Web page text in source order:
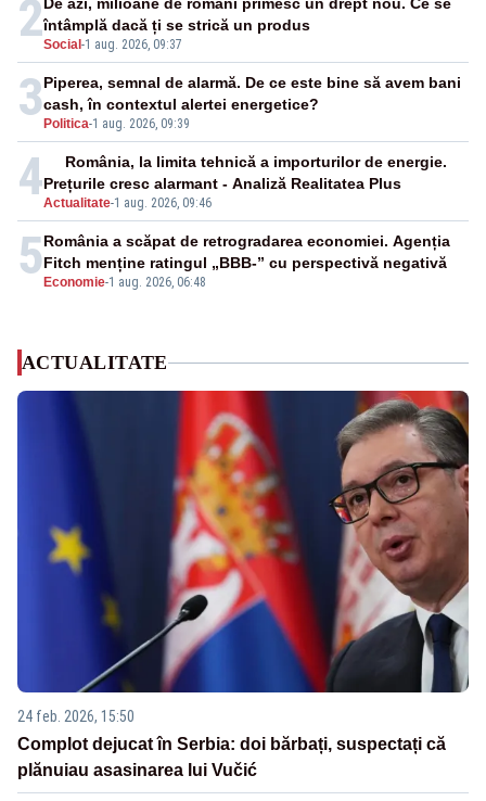
2Social -1 aug. 2026, 09:37
întâmplă dacă ți se strică un produs
3 Politica-1 aug. 2026, 09:39
Piperea, semnal de alarmă. De ce este bine să avem bani
cash, în contextul alertei energetice?
4Actualitate-1 aug. 2026, 09:46
România, la limita tehnică a importurilor de energie.
Prețurile cresc alarmant - Analiză Realitatea Plus
5 Economie-1 aug. 2026, 06:48
România a scăpat de retrogradarea economiei. Agenția
Fitch menține ratingul „BBB-” cu perspectivă negativă
ACTUALITATE
24 feb. 2026, 15:50
Complot dejucat în Serbia: doi bărbați, suspectați că
plănuiau asasinarea lui Vučić